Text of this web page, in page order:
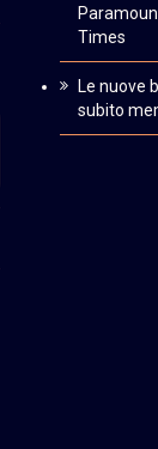
Times
Le nuove
subito